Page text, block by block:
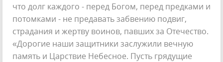
что долг каждого - перед Богом, перед предками и
потомками - не предавать забвению подвиг,
страдания и жертву воинов, павших за Отечество.
«Дорогие наши защитники заслужили вечную
память и Царствие Небесное. Пусть грядущие